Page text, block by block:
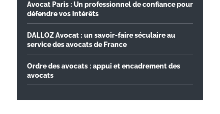
Avocat Paris : Un professionnel de confiance pour
défendre vos intérêts
DALLOZ Avocat : un savoir-faire séculaire au
service des avocats de France
Ordre des avocats : appui et encadrement des
avocats